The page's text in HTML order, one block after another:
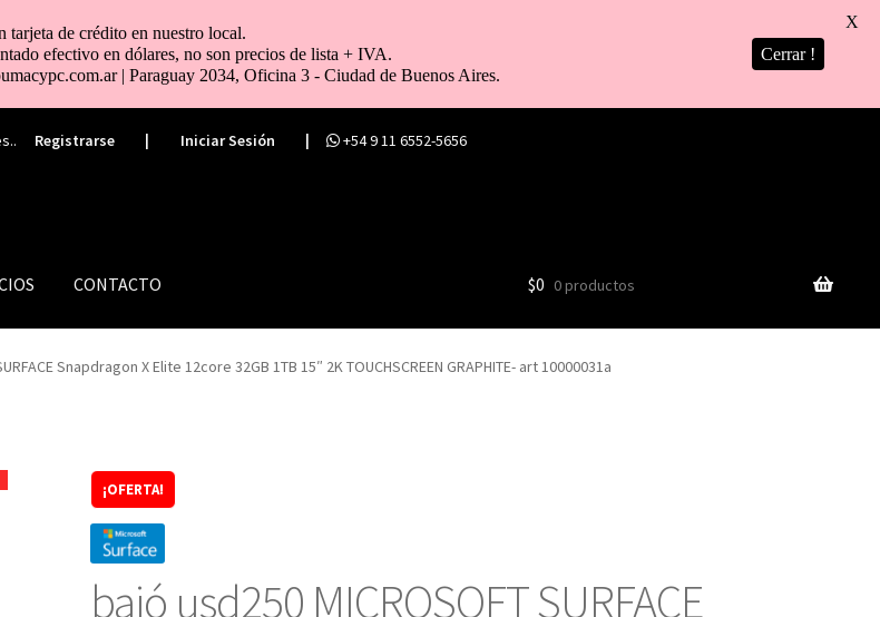
Registrarse | Iniciar Sesión | +54 9 11 6552-5656
CONTACTO $0 0 productos
Snapdragon X Elite 12core 32GB 1TB 15″ 2K TOUCHSCREEN GRAPHITE- art 10000031a
¡OFERTA!
bajó usd250 MICROSOFT SURFACE
tarjeta de crédito en nuestro local.
efectivo en dólares, no son precios de lista + IVA.
| Paraguay 2034, Oficina 3 - Ciudad de Buenos Aires.
Cerrar !
X